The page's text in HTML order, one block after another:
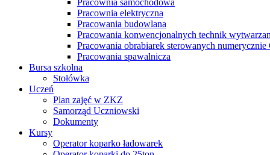
Pracownia samochodowa
Pracownia elektryczna
Pracowania budowlana
Pracowania konwencjonalnych technik
Pracowania obrabiarek sterowanych numerycznie
Pracowania spawalnicza
Bursa szkolna
Stołówka
Uczeń
Plan zajęć w ZKZ
Samorząd Uczniowski
Dokumenty
Kursy
Operator koparko ładowarek